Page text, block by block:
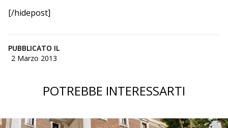
[/hidepost]
PUBBLICATO IL
2 Marzo 2013
POTREBBE INTERESSARTI